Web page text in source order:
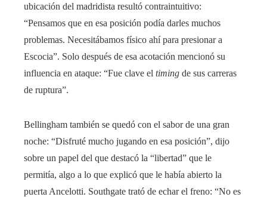
ubicación del madridista resultó contraintuitivo:
“Pensamos que en esa posición podía darles muchos
problemas. Necesitábamos físico ahí para presionar a
Escocia”. Solo después de esa acotación mencionó su
influencia en ataque: “Fue clave el timing de sus carreras
de ruptura”.
Bellingham también se quedó con el sabor de una gran
noche: “Disfruté mucho jugando en esa posición”, dijo
sobre un papel del que destacó la “libertad” que le
permitía, algo a lo que explicó que le había abierto la
puerta Ancelotti. Southgate trató de echar el freno: “No es